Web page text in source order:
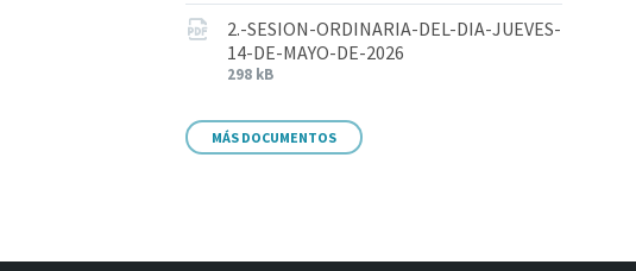
2.-SESION-ORDINARIA-DEL-DIA-JUEVES-
14-DE-MAYO-DE-2026
298 kB
MÁS DOCUMENTOS